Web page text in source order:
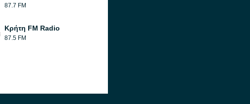
87.7 FM
Κρήτη FM Radio
87.5 FM